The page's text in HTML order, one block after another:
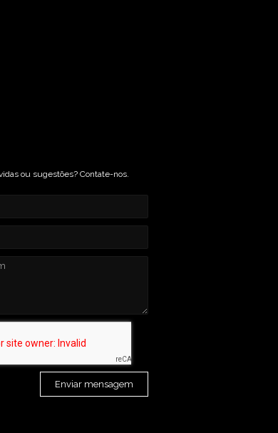
ou sugestões? Contate-nos.
Enviar mensagem